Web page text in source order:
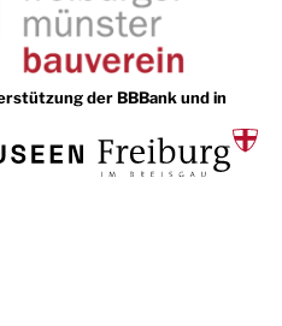
der BBBank und in